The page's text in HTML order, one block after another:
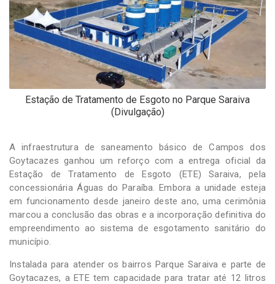
Sistemas
Estação de Tratamento de Esgoto no Parque Saraiva
(Divulgação)
A infraestrutura de saneamento básico de Campos dos
Goytacazes ganhou um reforço com a entrega oficial da
Estação de Tratamento de Esgoto (ETE) Saraiva, pela
concessionária Águas do Paraíba. Embora a unidade esteja
em funcionamento desde janeiro deste ano, uma cerimônia
marcou a conclusão das obras e a incorporação definitiva do
empreendimento ao sistema de esgotamento sanitário do
município.
Instalada para atender os bairros Parque Saraiva e parte de
Goytacazes, a ETE tem capacidade para tratar até 12 litros